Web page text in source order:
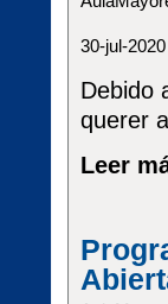
30-jul-2020
Debido
querer
Leer